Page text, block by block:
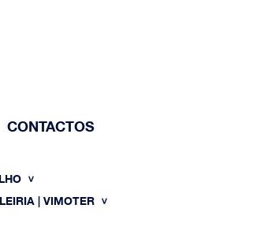
CONTACTOS
| VIMOTER